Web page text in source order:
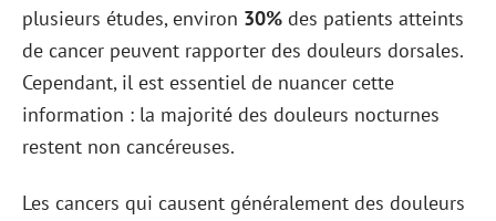
plusieurs études, environ 30% des patients atteints
de cancer peuvent rapporter des douleurs dorsales.
Cependant, il est essentiel de nuancer cette
information : la majorité des douleurs nocturnes
restent non cancéreuses.
Les cancers qui causent généralement des douleurs